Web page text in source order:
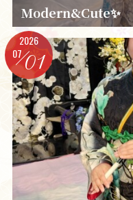
Modern&Cute✨️
2026
0701